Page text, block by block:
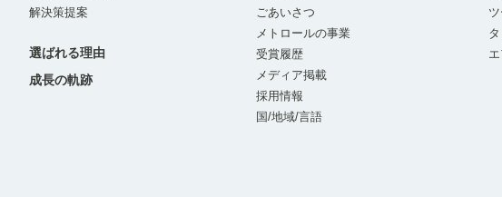
解決策提案
選ばれる理由
成長の軌跡
ごあいさつ
メトロールの事業
受賞履歴
メディア掲載
採用情報
国/地域/言語